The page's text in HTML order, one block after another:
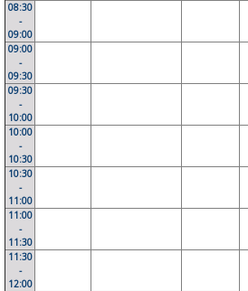
08:30
-
09:00
09:00
-
09:30
09:30
-
10:00
10:00
-
10:30
10:30
-
11:00
11:00
-
11:30
11:30
-
12:00